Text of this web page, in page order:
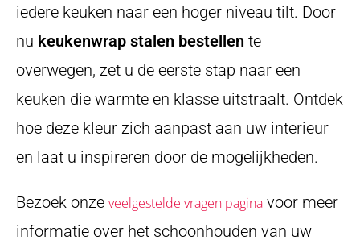
iedere keuken naar een hoger niveau tilt. Door
nu keukenwrap stalen bestellen te
overwegen, zet u de eerste stap naar een
keuken die warmte en klasse uitstraalt. Ontdek
hoe deze kleur zich aanpast aan uw interieur
en laat u inspireren door de mogelijkheden.
Bezoek onze veelgestelde vragen pagina voor meer
informatie over het schoonhouden van uw